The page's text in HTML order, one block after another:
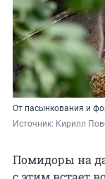
От пасынкования и
Источник: Кирилл
Помидоры на